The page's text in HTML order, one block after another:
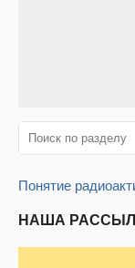
Понятие
НАША